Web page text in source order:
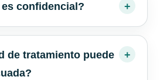
confidencial?
de tratamiento puede